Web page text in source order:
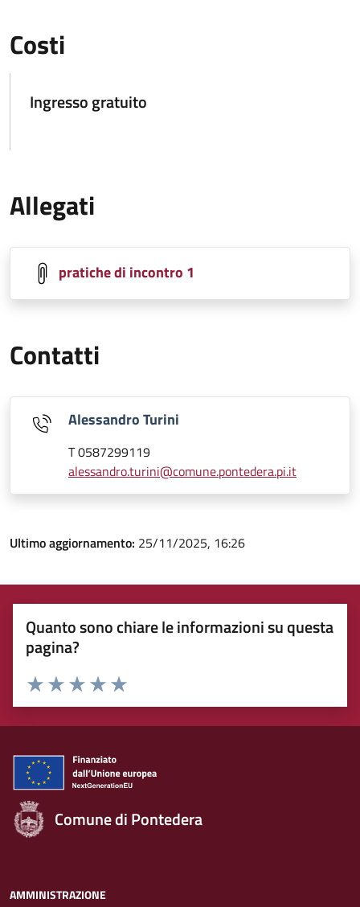
Costi
Ingresso gratuito
Allegati
pratiche di incontro 1
Contatti
Alessandro Turini
T 0587299119
alessandro.turini@comune.pontedera.pi.it
Ultimo aggiornamento: 25/11/2025, 16:26
Quanto sono chiare le informazioni su questa
pagina?
Rating:
Valuta 5 stelle su 5
Valuta 4 stelle su 5
Valuta 3 stelle su 5
Valuta 2 stelle su 5
Valuta 1 stelle su 5
Comune di Pontedera
AMMINISTRAZIONE